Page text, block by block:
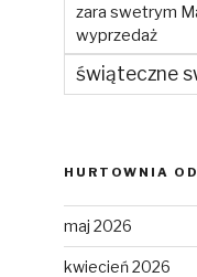
zara swetrym
wyprzedaż
świąteczne
HURTOWNIA
maj 2026
kwiecień 2026